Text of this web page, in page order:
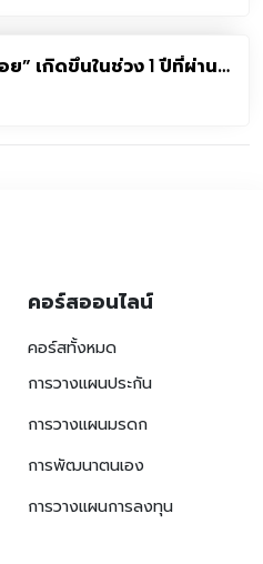
ย” เกิดขึ้นในช่วง 1 ปีที่ผ่าน
คอร์สออนไลน์
คอร์สทั้งหมด
การวางแผนประกัน
การวางแผนมรดก
การพัฒนาตนเอง
การวางแผนการลงทุน